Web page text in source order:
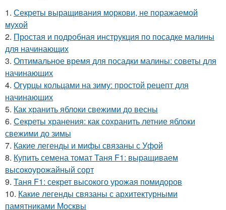
1. Секреты выращивания моркови, не поражаемой
мухой
2. Простая и подробная инструкция по посадке малины
для начинающих
3. Оптимальное время для посадки малины: советы для
начинающих
4. Огурцы кольцами на зиму: простой рецепт для
начинающих
5. Как хранить яблоки свежими до весны
6. Секреты хранения: как сохранить летние яблоки
свежими до зимы
7. Какие легенды и мифы связаны с Уфой
8. Купить семена томат Таня F1: выращиваем
высокоурожайный сорт
9. Таня F1: секрет высокого урожая помидоров
10. Какие легенды связаны с архитектурными
памятниками Москвы